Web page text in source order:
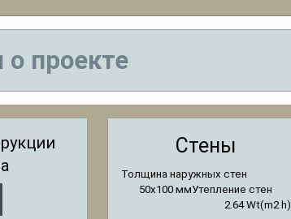
проекте
Стены
Толщина наружных стен
50x100 ммУтепление стен
2.64 Wt(m2 h)